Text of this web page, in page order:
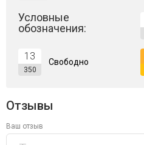
Условные
обозначения:
13
350
Свободно
Отзывы
Ваш отзыв